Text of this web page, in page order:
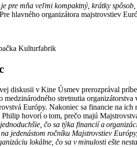
pre mňa veľmi kompaktný, krátky
hlavného organizátora majstrovstiev
Kulturfabrik
diskusii v Kine Úsmev prerozprával
stretnutia
Európy. Nakoniec sa financie na
hovorí o tom, prečo majú
čo sa týka financií a
jedenástom ročníku Majstrovstiev
lokálne, čo sa v minulosti ešte